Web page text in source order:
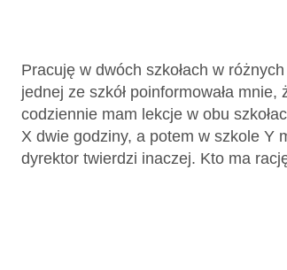
Pracuję w dwóch szkołach w
jednej ze szkół poinformowała
codziennie mam lekcje w obu
X dwie godziny, a potem w szkole Y
dyrektor twierdzi inaczej. Kto ma